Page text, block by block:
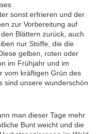
sonst erfrieren und der
zur Vorbereitung auf
Blättern zurück, auch
nur Stoffe, die die
gelben, roten oder
im Frühjahr und im
vom kräftigen Grün des
sind unsere wunderschön
man dieser Tage mehr
Bunt weicht und die